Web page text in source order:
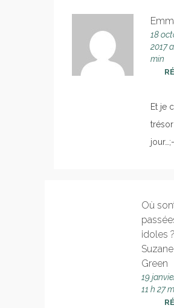
18
2017
min
Et je
Où
idoles
Suzane
Green
19
11 h 27